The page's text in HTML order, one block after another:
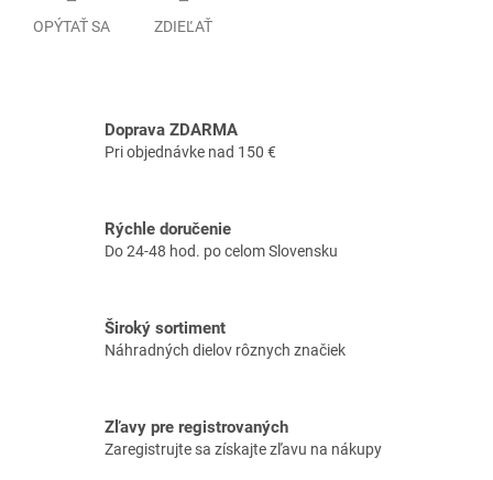
OPÝTAŤ SA ZDIEĽAŤ
Doprava ZDARMA
Pri objednávke nad 150 €
Rýchle doručenie
Do 24-48 hod. po celom Slovensku
Široký sortiment
Náhradných dielov rôznych značiek
Zľavy pre registrovaných
Zaregistrujte sa získajte zľavu na nákupy